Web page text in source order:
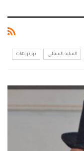
السليد السفلي بورتريهات